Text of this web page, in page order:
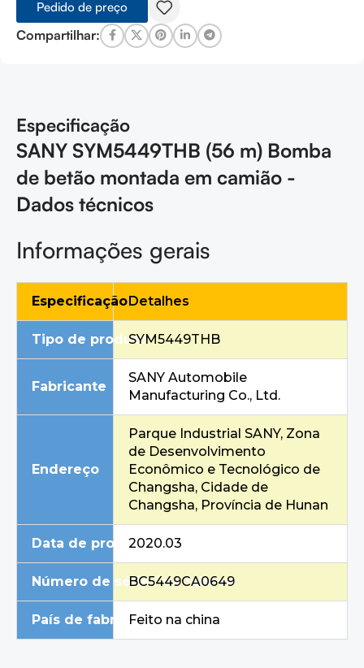
Pedido de preço
Compartilhar:
Especificação
SANY SYM5449THB (56 m) Bomba
de betão montada em camião -
Dados técnicos
Informações gerais
EspecificaçãoDetalhes
Tipo de produtoSYM5449THB
Fabricante
SANY Automobile
Manufacturing Co., Ltd.
Endereço
Parque Industrial SANY, Zona
de Desenvolvimento
Econômico e Tecnológico de
Changsha, Cidade de
Changsha, Província de Hunan
Data de produção
2020.03
Número de série / de fábrica
BC5449CA0649
País de fabricaçãoFeito na china